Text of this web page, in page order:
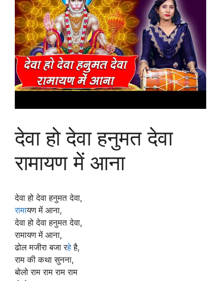
देवा हो देवा हनुमत देवा
रामायण में आना
देवा हो देवा हनुमत देवा,
रामायण में आना,
देवा हो देवा हनुमत देवा,
रामायण में आना,
ढोल मजीरा बजा रहेहै,
राम की कथा सुनना,
बोलो राम राम राम राम